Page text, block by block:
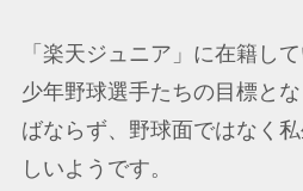
「楽天ジュニア」に在籍し
少年野球選手たちの目標と
ばならず、野球面ではなく
しいようです。